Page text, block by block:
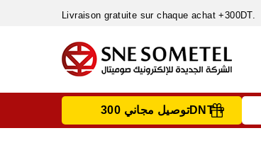
Livraison gratuite sur chaque achat
توصيل مجاني 300DNT +